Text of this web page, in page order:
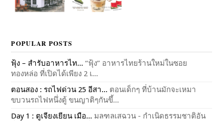
POPULAR POSTS
ฟุ้ง – สำรับอาหารไท... “ฟุ้ง” อาหารไทยร้านใหม่ในซอย
ทองหล่อ ที่เปิดได้เพียง 2 เ...
ตอนสอง : รถไฟด่วน 25 อีสา... ตอนเด็กๆ ที่บ้านมักจะเหมา
ขบวนรถไฟหนึ่งตู้ ขนญาติๆกันขึ้...
Day 1 : ตูเจียงเยียน เมือ... มลฑลเสฉวน - กำเนิดธรรมชาติอัน